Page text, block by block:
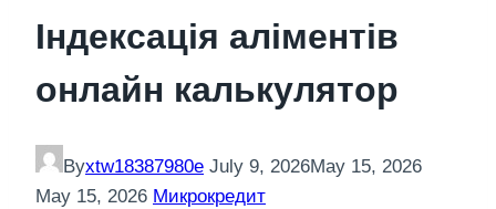
Індексація аліментів
онлайн калькулятор
Byxtw18387980e July 9, 2026May 15, 2026
May 15, 2026 Микрокредит